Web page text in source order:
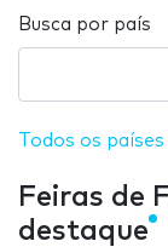
Busca por país
Todos os países
Feiras de
destaque